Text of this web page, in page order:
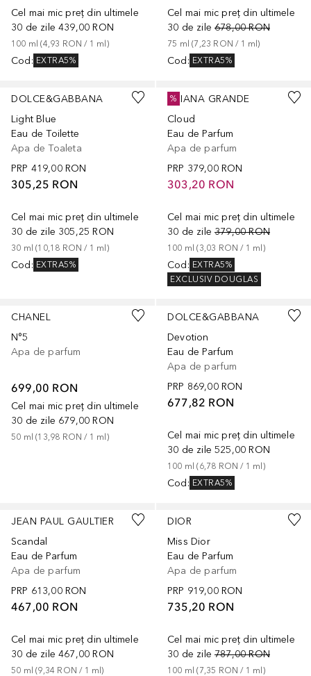
Cel mai mic preț din ultimele
30 de zile 439,00 RON
100 ml (4,93 RON / 1 ml)
Cod : EXTRA5%
Cel mai mic preț din ultimele
30 de zile 678,00 RON
75 ml (7,23 RON / 1 ml)
Cod : EXTRA5%
DOLCE&GABBANA
Light Blue
Eau de Toilette
Apa de Toaleta
PRP 419,00 RON
305,25 RON
Cel mai mic preț din ultimele
30 de zile 305,25 RON
30 ml (10,18 RON / 1 ml)
Cod : EXTRA5%
ARIANA GRANDE
Cloud
Eau de Parfum
Apa de parfum
PRP 379,00 RON
303,20 RON
Cel mai mic preț din ultimele
30 de zile 379,00 RON
100 ml (3,03 RON / 1 ml)
Cod : EXTRA5%
EXCLUSIV DOUGLAS
%
CHANEL
N°5
Apa de parfum
699,00 RON
Cel mai mic preț din ultimele
30 de zile 679,00 RON
50 ml (13,98 RON / 1 ml)
DOLCE&GABBANA
Devotion
Eau de Parfum
Apa de parfum
PRP 869,00 RON
677,82 RON
Cel mai mic preț din ultimele
30 de zile 525,00 RON
100 ml (6,78 RON / 1 ml)
Cod : EXTRA5%
JEAN PAUL GAULTIER
Scandal
Eau de Parfum
Apa de parfum
PRP 613,00 RON
467,00 RON
Cel mai mic preț din ultimele
30 de zile 467,00 RON
50 ml (9,34 RON / 1 ml)
DIOR
Miss Dior
Eau de Parfum
Apa de parfum
PRP 919,00 RON
735,20 RON
Cel mai mic preț din ultimele
30 de zile 787,00 RON
100 ml (7,35 RON / 1 ml)